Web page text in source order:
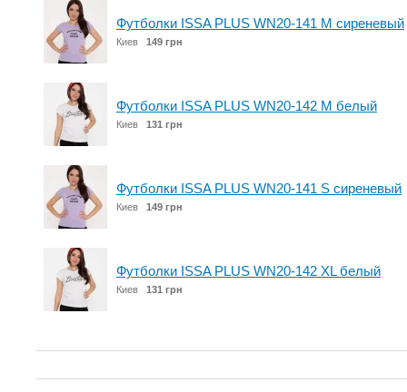
Футболки ISSA PLUS WN20-141 M сиреневый
Киев 149 грн
Футболки ISSA PLUS WN20-142 M белый
Киев 131 грн
Футболки ISSA PLUS WN20-141 S сиреневый
Киев 149 грн
Футболки ISSA PLUS WN20-142 XL белый
Киев 131 грн